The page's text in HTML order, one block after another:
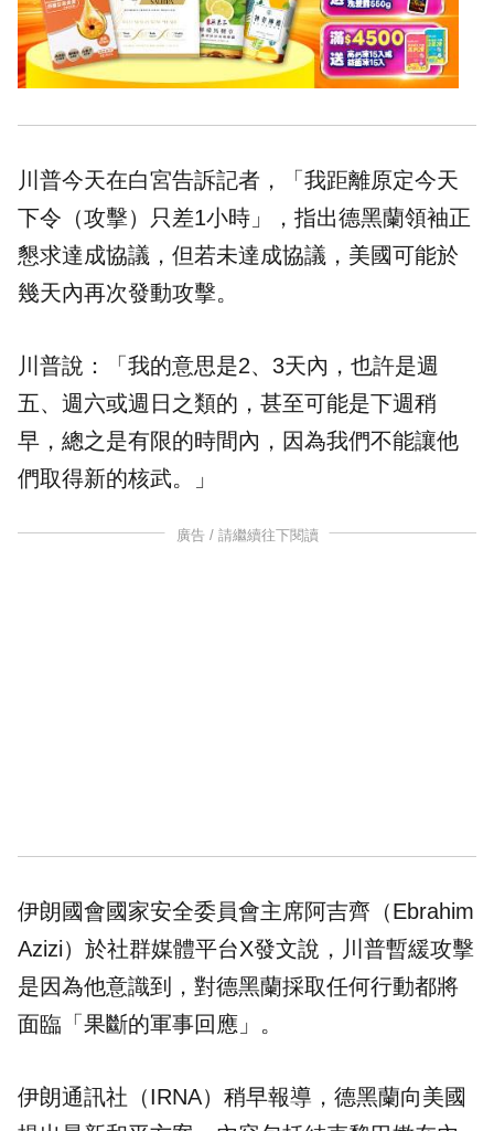
川普今天在白宮告訴記者，「我距離原定今天
下令（攻擊）只差1小時」，指出德黑蘭領袖正
懇求達成協議，但若未達成協議，美國可能於
幾天內再次發動攻擊。
川普說：「我的意思是2、3天內，也許是週
五、週六或週日之類的，甚至可能是下週稍
早，總之是有限的時間內，因為我們不能讓他
們取得新的核武。」
廣告 / 請繼續往下閱讀
伊朗國會國家安全委員會主席阿吉齊（Ebrahim
Azizi）於社群媒體平台X發文說，川普暫緩攻擊
是因為他意識到，對德黑蘭採取任何行動都將
面臨「果斷的軍事回應」。
伊朗通訊社（IRNA）稍早報導，德黑蘭向美國